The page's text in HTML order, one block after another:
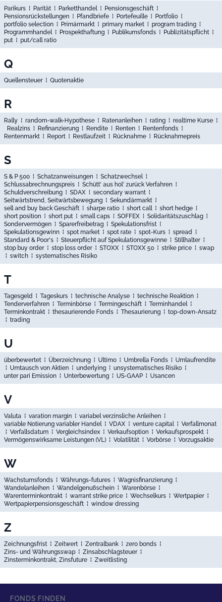
Parikurs ⁞ Parität ⁞ Parketthandel⁞ Pensionsgeschäft ⁞
Pensionsrückstellungen ⁞ Pfandbriefe ⁞ Portefeuille ⁞ Portfolio ⁞
portfolio selection ⁞ Primärmarkt ⁞ primary market ⁞ program trading ⁞
Programmhandel⁞ Prospekthaftung ⁞ Publikumsfonds ⁞ Publizitätspflicht ⁞
put ⁞ put/call ratio
Q
Quellensteuer⁞ Quotenaktie
R
Rally ⁞ random-walk-Hypothese ⁞ Ratenanleihen ⁞ rating ⁞ realtime Kurse ⁞
Realzins ⁞ Refinanzierung ⁞ Rendite ⁞ Renten ⁞ Rentenfonds ⁞
Rentenmarkt ⁞ Report ⁞ Restlaufzeit ⁞ Rücknahme ⁞ Rücknahmepreis
S
S & P 500 ⁞ Schatzanweisungen ⁞ Schatzwechsel⁞
Schlussabrechnungspreis ⁞ Schütt' aus hol' zurück Verfahren ⁞
Schuldverschreibung ⁞ SDAX ⁞ secondary warrant ⁞
Seitwärtstrend, Seitwärtsbewegung ⁞ Sekundärmarkt ⁞
sell and buy back Geschäft ⁞ sharpe ratio ⁞ short call⁞ short hedge ⁞
short position ⁞ short put ⁞ small caps ⁞ SOFFEX ⁞ Solidaritätszuschlag ⁞
Sondervermögen ⁞ Sparerfreibetrag ⁞ Spekulationsfrist ⁞
Spekulationsgewinn ⁞ spot market ⁞ spot rate ⁞ spot-Kurs ⁞ spread ⁞
Standard & Poor's ⁞ Steuerpflicht auf Spekulationsgewinne ⁞ Stillhalter⁞
stop buy order⁞ stop loss order⁞ STOXX ⁞ STOXX 50 ⁞ strike price ⁞ swap
⁞ switch ⁞ systematisches Risiko
T
Tagesgeld ⁞ Tageskurs ⁞ technische Analyse ⁞ technische Reaktion ⁞
Tenderverfahren ⁞ Terminbörse ⁞ Termingeschäft ⁞ Terminhandel⁞
Terminkontrakt ⁞ thesaurierende Fonds ⁞ Thesaurierung ⁞ top-down-Ansatz
⁞ trading
U
überbewertet ⁞ Überzeichnung ⁞ Ultimo ⁞ Umbrella Fonds ⁞ Umlaufrendite
⁞ Umtausch von Aktien ⁞ underlying ⁞ unsystematisches Risiko ⁞
unter pari Emission ⁞ Unterbewertung ⁞ US-GAAP ⁞ Usancen
V
Valuta ⁞ varation margin ⁞ variabel verzinsliche Anleihen ⁞
variable Notierung variabler Handel⁞ VDAX ⁞ venture capital⁞ Verfallmonat
⁞ Verfallsdatum ⁞ Vergleichsindex ⁞ Verkaufsoption ⁞ Verkaufsprospekt ⁞
Vermögenswirksame Leistungen (VL) ⁞ Volatilität ⁞ Vorbörse ⁞ Vorzugsaktie
W
Wachstumsfonds ⁞ Währungs-futures ⁞ Wagnisfinanzierung ⁞
Wandelanleihen ⁞ Wandelgenußschein ⁞ Warenbörse ⁞
Warenterminkontrakt ⁞ warrant strike price ⁞ Wechselkurs ⁞ Wertpapier⁞
Wertpapierpensionsgeschäft ⁞ window dressing
Z
Zeichnungsfrist ⁞ Zeitwert ⁞ Zentralbank⁞ zero bonds ⁞
Zins- und Währungsswap ⁞ Zinsabschlagsteuer⁞
Zinsterminkontrakt, Zinsfuture ⁞ Zweitlisting
FONDS FINDEN